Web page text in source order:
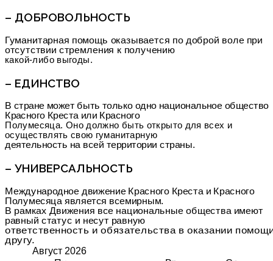
– ДОБРОВОЛЬНОСТЬ
Гуманитарная помощь оказывается по доброй воле при
отсутствии стремления к получению
какой-либо выгоды.
– ЕДИНСТВО
В стране может быть только одно национальное общество
Красного Креста или Красного
Полумесяца. Оно должно быть открыто для всех и
осуществлять свою гуманитарную
деятельность на всей территории страны.
– УНИВЕРСАЛЬНОСТЬ
Международное движение Красного Креста и Красного
Полумесяца является всемирным.
В рамках Движения все национальные общества имеют
равный статус и несут равную
ответственность и обязательства в оказании
другу.
Август 2026